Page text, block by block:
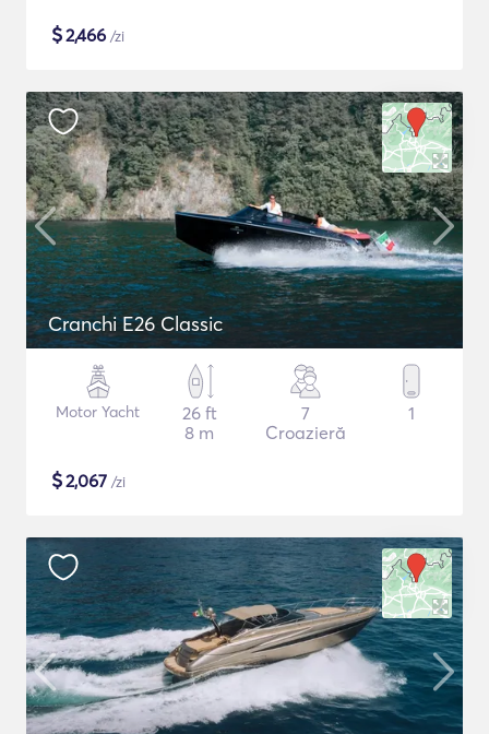
$2,466 /zi
Cranchi E26 Classic
Motor Yacht
26 ft
8 m
7
Croazieră
1
$2,067 /zi